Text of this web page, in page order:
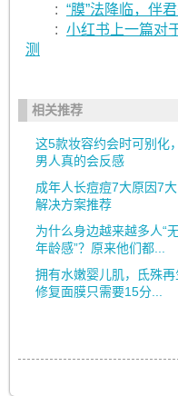
: “膜”法降临，伴
: 小红书上一篇对
测
相关推荐
这5款妆容约会时可别化，
男人真的会反感
成年人长痘痘7大原因7大
解决方案推荐
为什么身边越来越多人“
年龄感”？原来他们都...
拥有水嫩婴儿肌，氐殊再
修复面膜只需要15分...